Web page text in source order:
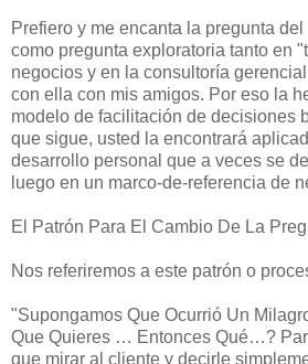
Prefiero y me encanta la pregunta
como pregunta exploratoria tanto en
negocios y en la consultoría
con ella con mis amigos. Por eso la
modelo de facilitación de decisiones
que sigue, usted la encontrará
desarrollo personal que a veces se
luego en un marco-de-referencia de
El Patrón Para El Cambio De La
Nos referiremos a este patrón o
"Supongamos Que Ocurrió Un
Que Quieres … Entonces Qué…?
que mirar al cliente y decirle